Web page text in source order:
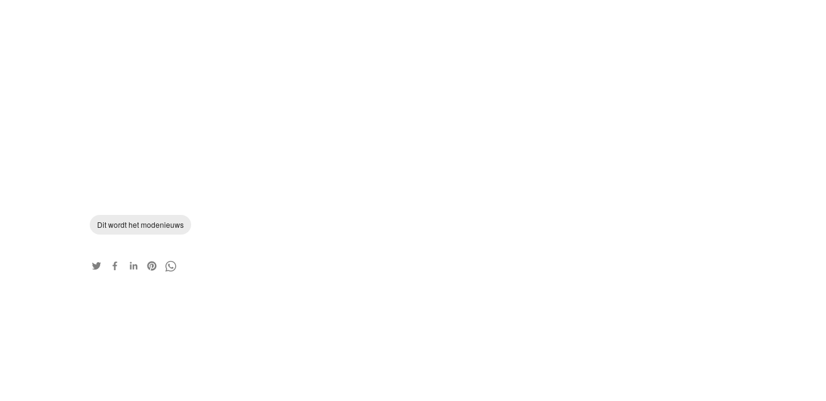
Dit wordt het modenieuws